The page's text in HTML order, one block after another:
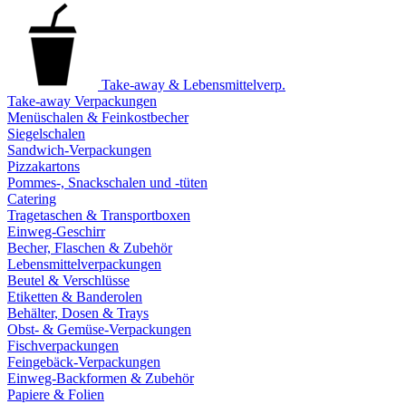
Take-away & Lebensmittelverp.
Take-away Verpackungen
Menüschalen & Feinkostbecher
Siegelschalen
Sandwich-Verpackungen
Pizzakartons
Pommes-, Snackschalen und -tüten
Catering
Tragetaschen & Transportboxen
Einweg-Geschirr
Becher, Flaschen & Zubehör
Lebensmittelverpackungen
Beutel & Verschlüsse
Etiketten & Banderolen
Behälter, Dosen & Trays
Obst- & Gemüse-Verpackungen
Fischverpackungen
Feingebäck-Verpackungen
Einweg-Backformen & Zubehör
Papiere & Folien